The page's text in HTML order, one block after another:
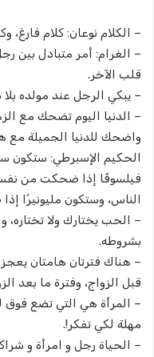
– الكلام نوعان: كلام فارغ،
– الغرام: أمر متبادل بين
قلب الآخر.
– يبكي الرجل عند مولده
– الدنيا اليوم تضحك مع
واضحك للدنيا الجميلة مع
الحكيم الإسبرطي: ستكون
فيلسوفًا إذا ضحكت من
الناس، وستكون مليونيرًا
– الحب يختارك ولا
بشروطه.
– هناك فترتان هامتان
قبل الزواج، وفترة ما بعد
– المرأة هي التي تضع فوق
مهلة لكي تفكر!.
– الحياة رجل و امرأة و